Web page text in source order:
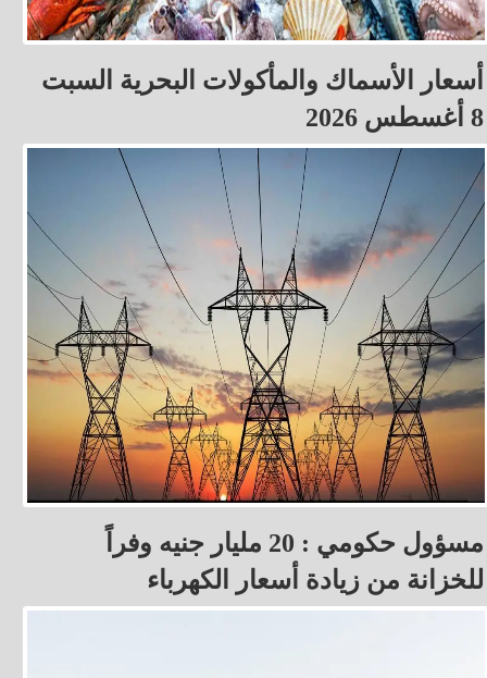
أسعار الأسماك والمأكولات البحرية السبت
8 أغسطس 2026
مسؤول حكومي : 20 مليار جنيه وفراً
للخزانة من زيادة أسعار الكهرباء